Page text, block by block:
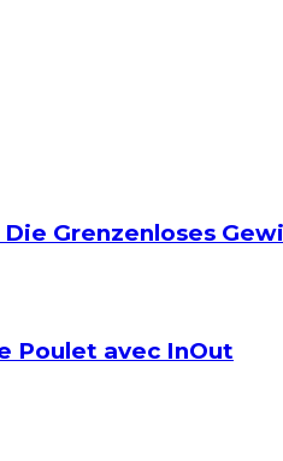
Die Grenzenloses
Poulet avec InOut